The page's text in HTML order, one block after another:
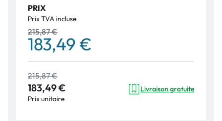
PRIX
Prix TVA incluse
215,87 €
183,49 €
215,87 €
183,49 €
Prix unitaire
Livraison gratuite